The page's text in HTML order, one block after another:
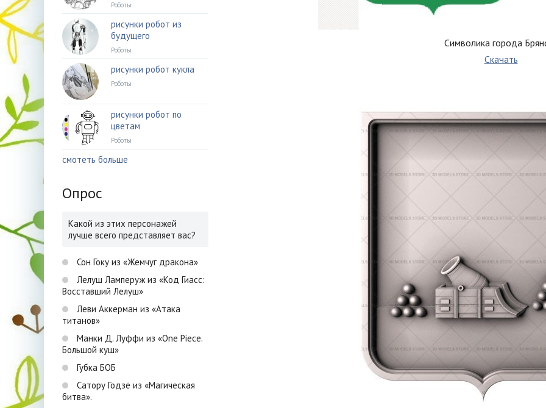
Символика города
Скачать
Роботы
рисунки робот из
будущего
Роботы
рисунки робот кукла
Роботы
рисунки робот по
цветам
Роботы
смотеть больше
Опрос
Какой из этих персонажей
лучше всего представляет вас?
Сон Гоку из «Жемчуг дракона»
Лелуш Ламперуж из «Код Гиасс:
Восставший Лелуш»
Леви Аккерман из «Атака
титанов»
Манки Д. Луффи из «One Piece.
Большой куш»
Губка БОБ
Сатору Годзё из «Магическая
битва».